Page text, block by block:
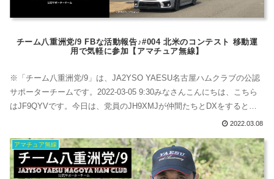
チーム八重洲党/9 FBな活動報告♪#004 北米のコンテスト 移動運
用で気軽に参加【アマチュア無線】
※「チーム八重洲党/9」は、JA2YSO YAESU名古屋ハムクラブの公認
サポーターチームです。2022-03-05 9:30みなさんこんにちは、こちら
はJF9QYVです。今日は、党員のJH9XMJが仲間たちとDXをするとの
ことでいつもの場所へ遊びに来ました。 おーーー、盛んにやってます
サービス真っ最中です。JF9QYVは遅刻です）さ...
2022.03.08
アマチュア無線